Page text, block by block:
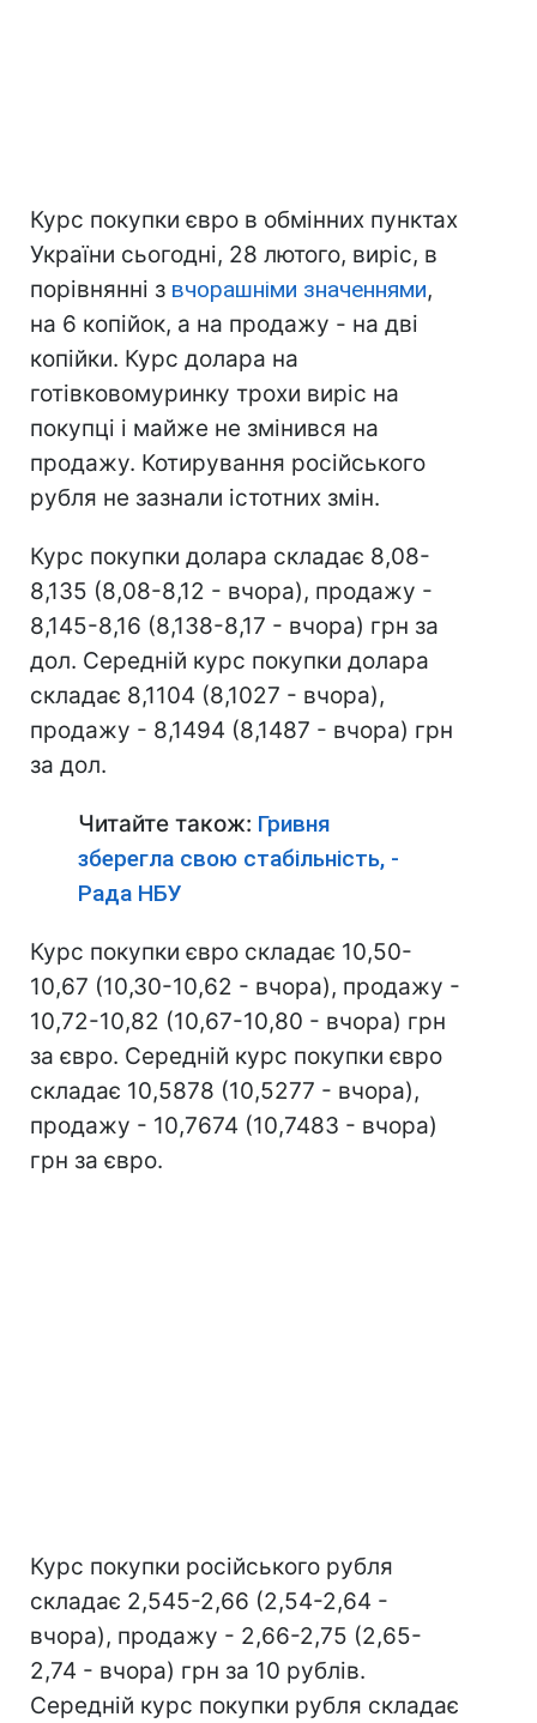
Курс покупки євро в обмінних пунктах
України сьогодні, 28 лютого, виріс, в
порівнянні з вчорашніми значеннями,
на 6 копійок, а на продажу - на дві
копійки. Курс долара на
готівковомуринку трохи виріс на
покупці і майже не змінився на
продажу. Котирування російського
рубля не зазнали істотних змін.
Курс покупки долара складає 8,08-
8,135 (8,08-8,12 - вчора), продажу -
8,145-8,16 (8,138-8,17 - вчора) грн за
дол. Середній курс покупки долара
складає 8,1104 (8,1027 - вчора),
продажу - 8,1494 (8,1487 - вчора) грн
за дол.
Читайте також: Гривня
зберегла свою стабільність, -
Рада НБУ
Курс покупки євро складає 10,50-
10,67 (10,30-10,62 - вчора), продажу -
10,72-10,82 (10,67-10,80 - вчора) грн
за євро. Середній курс покупки євро
складає 10,5878 (10,5277 - вчора),
продажу - 10,7674 (10,7483 - вчора)
грн за євро.
Курс покупки російського рубля
складає 2,545-2,66 (2,54-2,64 -
вчора), продажу - 2,66-2,75 (2,65-
2,74 - вчора) грн за 10 рублів.
Середній курс покупки рубля складає